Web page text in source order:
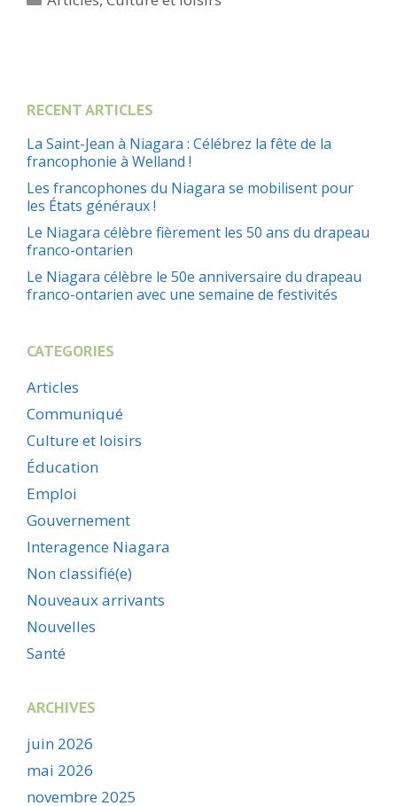
RECENT ARTICLES
La Saint-Jean à Niagara : Célébrez la fête de la
francophonie à Welland !
Les francophones du Niagara se mobilisent pour
les États généraux !
Le Niagara célèbre fièrement les 50 ans du drapeau
franco-ontarien
Le Niagara célèbre le 50e anniversaire du drapeau
franco-ontarien avec une semaine de festivités
CATEGORIES
Articles
Communiqué
Culture et loisirs
Éducation
Emploi
Gouvernement
Interagence Niagara
Non classifié(e)
Nouveaux arrivants
Nouvelles
Santé
ARCHIVES
juin 2026
mai 2026
novembre 2025